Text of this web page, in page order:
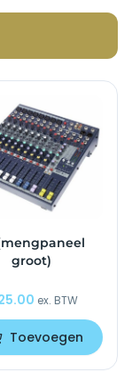
groot)
ex. BTW
Toevoegen